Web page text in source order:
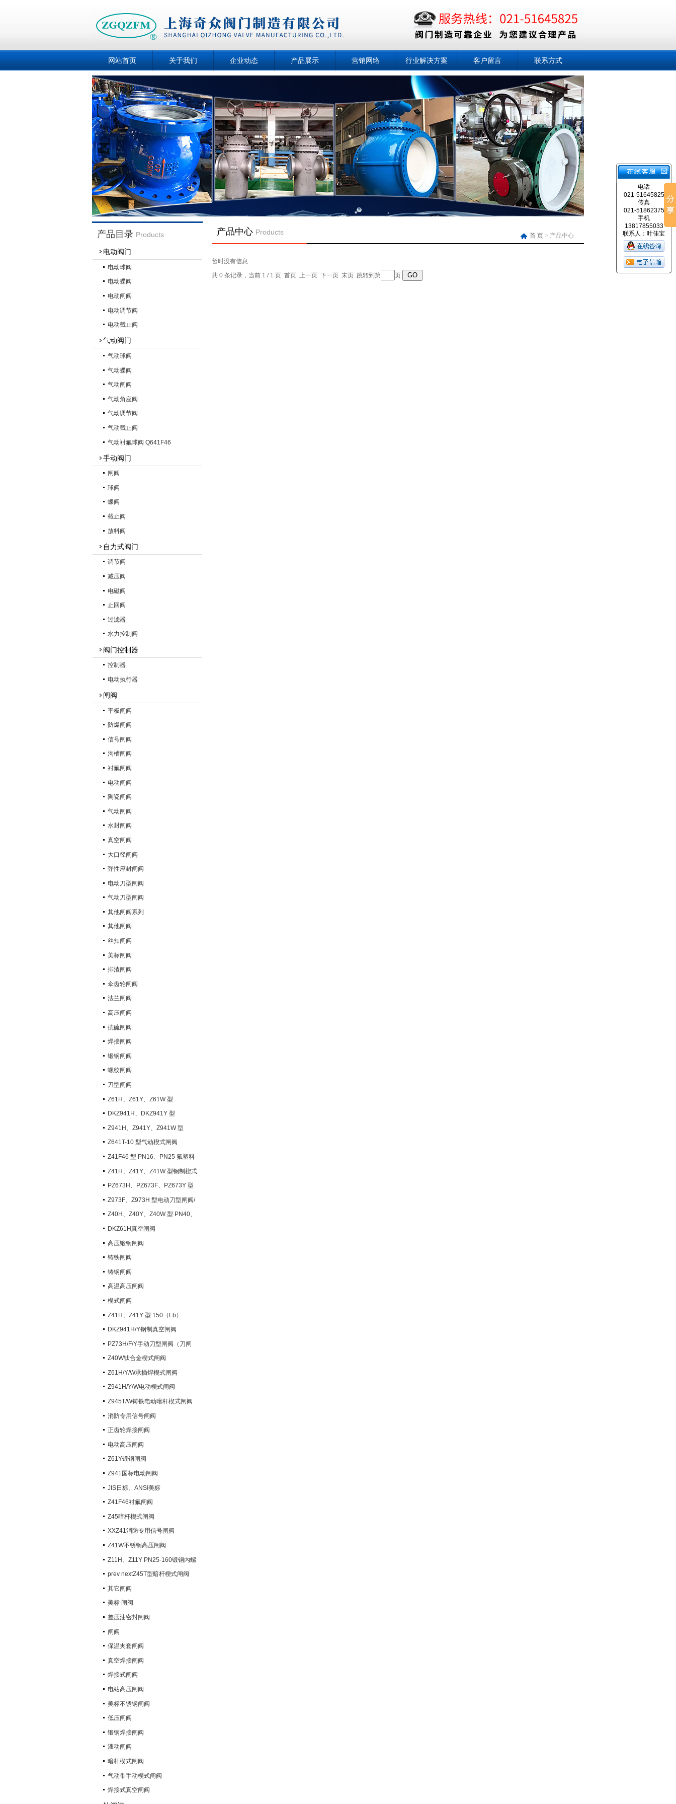
网站首页 关于我们 企业动态 产品展示 营销网络 行业解决方案 客户留言 联系方式
产品目录 Products
电动阀门
电动球阀
电动蝶阀
电动闸阀
电动调节阀
电动截止阀
气动阀门
气动球阀
气动蝶阀
气动闸阀
气动角座阀
气动调节阀
气动截止阀
气动衬氟球阀 Q641F46
手动阀门
闸阀
球阀
蝶阀
截止阀
放料阀
自力式阀门
调节阀
减压阀
电磁阀
止回阀
过滤器
水力控制阀
阀门控制器
控制器
电动执行器
闸阀
平板闸阀
防爆闸阀
信号闸阀
沟槽闸阀
衬氟闸阀
电动闸阀
陶瓷闸阀
气动闸阀
水封闸阀
真空闸阀
大口径闸阀
弹性座封闸阀
电动刀型闸阀
气动刀型闸阀
其他闸阀系列
其他闸阀
丝扣闸阀
美标闸阀
排渣闸阀
伞齿轮闸阀
法兰闸阀
高压闸阀
抗硫闸阀
焊接闸阀
锻钢闸阀
螺纹闸阀
刀型闸阀
Z61H、Z61Y、Z61W 型
PN100~PN160 承插焊楔式闸阀
DKZ941H、DKZ941Y 型
PN10~PN100 钢制真空闸阀
Z941H、Z941Y、Z941W 型
PN100~PN200 钢制电动楔式闸阀
Z641T-10 型气动楔式闸阀
Z41F46 型 PN16、PN25 氟塑料
衬里楔式闸阀
Z41H、Z41Y、Z41W 型钢制楔式
闸阀PZ673H、PZ673F、PZ673Y 型
气动刀型闸阀/刀闸阀
Z973F、Z973H 型电动刀型闸阀/
刀闸阀
Z40H、Z40Y、Z40W 型 PN40、
PN63 钢制楔式闸阀
DKZ61H真空闸阀
高压锻钢闸阀
铸铁闸阀
铸钢闸阀
高温高压闸阀
楔式闸阀
Z41H、Z41Y 型 150（Lb）
~600（Lb） 钢制楔式闸阀
DKZ941H/Y钢制真空闸阀
PZ73H/F/Y手动刀型闸阀（刀闸
阀）Z40W钛合金楔式闸阀
Z61H/Y/W承插焊楔式闸阀
Z941H/Y/W电动楔式闸阀
Z945T/W铸铁电动暗杆楔式闸阀
消防专用信号闸阀
正齿轮焊接闸阀
电动高压闸阀
Z61Y锻钢闸阀
Z941国标电动闸阀
JIS日标、ANSI美标
Z41F46衬氟闸阀
Z45暗杆楔式闸阀
XXZ41消防专用信号闸阀
Z41W不锈钢高压闸阀
Z11H、Z11Y PN25-160锻钢内螺
纹楔式闸阀
prev nextZ45T型暗杆楔式闸阀
其它闸阀
美标 闸阀
差压油密封闸阀
闸阀
保温夹套闸阀
真空焊接闸阀
焊接式闸阀
电站高压闸阀
美标不锈钢闸阀
低压闸阀
锻钢焊接闸阀
液动闸阀
暗杆楔式闸阀
气动带手动楔式闸阀
焊接式真空闸阀
产品中心 Products 首 页 > 产品中心
暂时没有信息
共 0 条记录，当前 1 / 1 页 首页 上一页 下一页 末页 跳转到第
页
电话
021-51645825
传真
021-51862375
手机
13817855033
联系人：叶佳宝